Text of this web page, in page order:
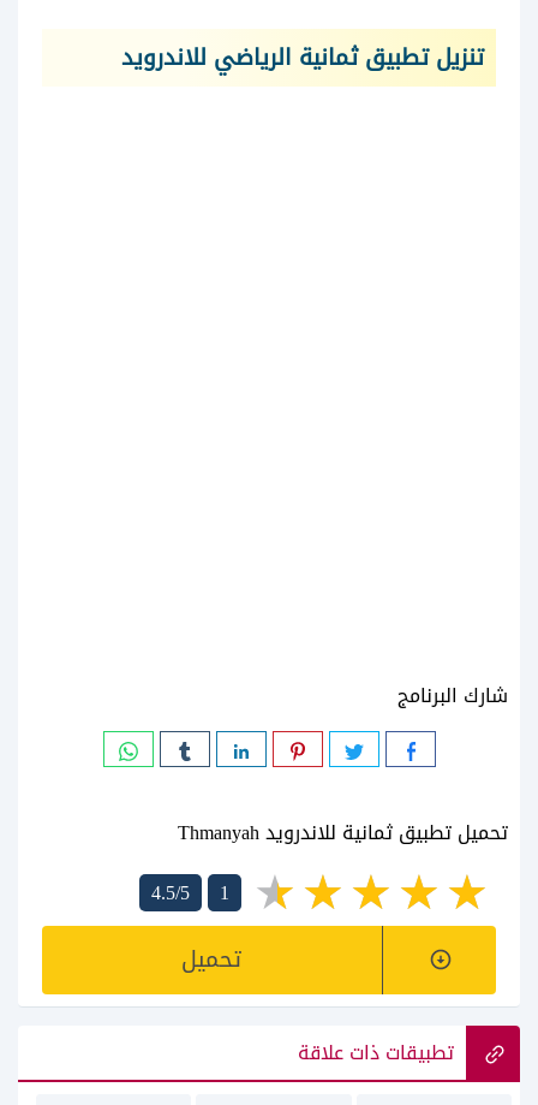
تنزيل تطبيق ثمانية الرياضي للاندرويد
شارك البرنامج
تحميل تطبيق ثمانية للاندرويد Thmanyah
4.5/5
1
تحميل
تطبيقات ذات علاقة